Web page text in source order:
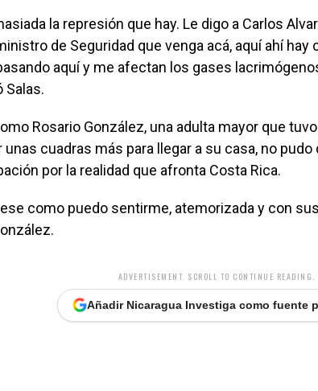
la represión que hay. Le digo a Carlos
de Seguridad que venga acá, aquí ahí hay
aquí y me afectan los gases
Salas.
Rosario González, una adulta mayor que
unas cuadras más para llegar a su casa, no
por la realidad que afronta Costa Rica.
como puedo sentirme, atemorizada y con
ADVERTISEMENT. SCROLL TO CONTINUE READING.
Añadir Nicaragua Investiga como fuente